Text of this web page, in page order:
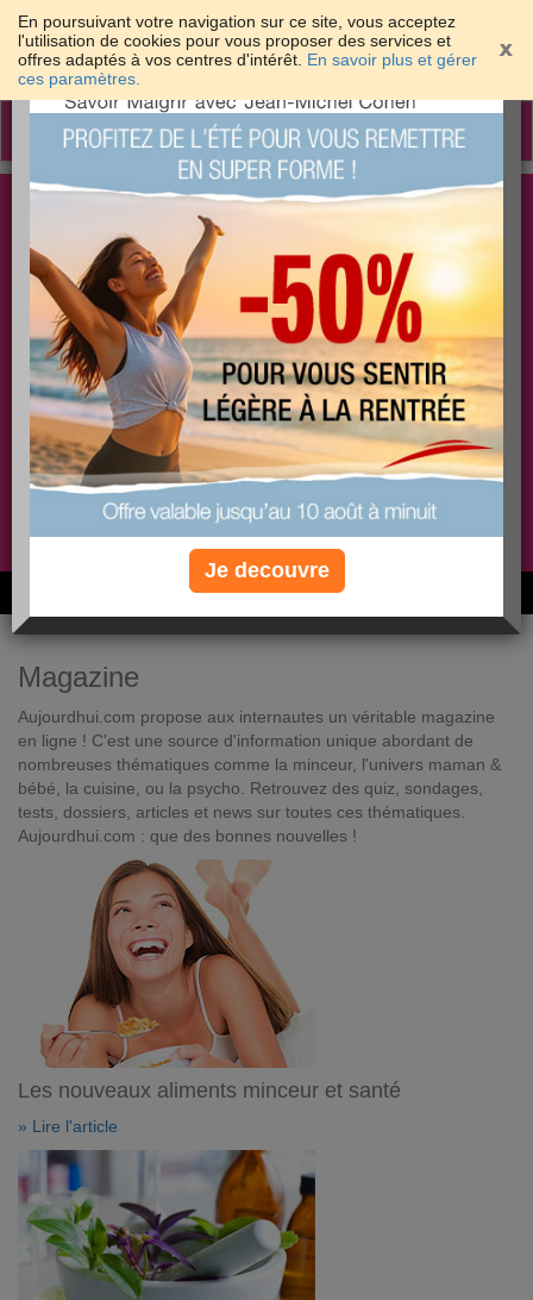
En poursuivant votre navigation sur ce site, vous acceptez
l'utilisation de cookies pour vous proposer des services et
offres adaptés à vos centres d'intérêt. En savoir plus et gérer
ces paramètres.
Toggle
Les meilleures solutions pour maigrir et être bien
dans sa peau
PLUS
EFFICACE
PLUS
SANTÉ
PLUS
COACHING
Non, je préfère le régime gratuit
6M de personnes ont maigri et réappris à manger avec nous
Magazine
Aujourdhui.com propose aux internautes un véritable magazine
en ligne ! C'est une source d'information unique abordant de
nombreuses thématiques comme la minceur, l'univers maman &
bébé, la cuisine, ou la psycho. Retrouvez des quiz, sondages,
tests, dossiers, articles et news sur toutes ces thématiques.
Aujourdhui.com : que des bonnes nouvelles !
Les nouveaux aliments minceur et santé
» Lire l'article
×
Je decouvre